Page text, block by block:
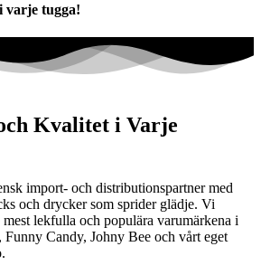
varje tugga!
Kvalitet i Varje
import- och distributionspartner med
och drycker som sprider glädje. Vi
mest lekfulla och populära varumärkena i
, Funny Candy, Johny Bee och vårt eget
.